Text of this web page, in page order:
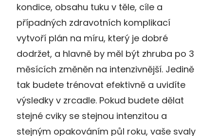
kondice, obsahu tuku v těle, cíle a
případných zdravotních komplikací
vytvoří plán na míru, který je dobré
dodržet, a hlavně by měl být zhruba po 3
měsících změněn na intenzivnější. Jedině
tak budete trénovat efektivně a uvidíte
výsledky v zrcadle. Pokud budete dělat
stejné cviky se stejnou intenzitou a
stejným opakováním půl roku, vaše svaly